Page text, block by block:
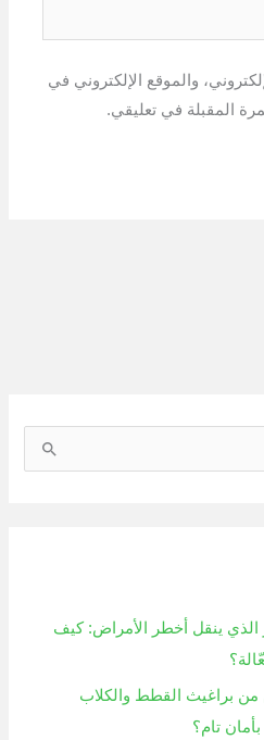
والموقع الإلكتروني في
المقبلة في تعليقي.
الذي ينقل أخطر الأمراض: كيف
من براغيث القطط والكلاب
تام؟